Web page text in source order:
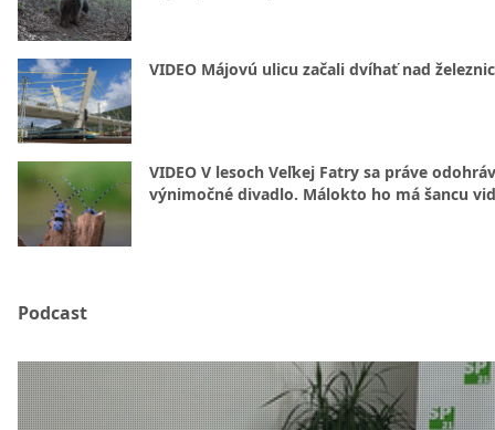
VIDEO Májovú ulicu začali dvíhať nad
VIDEO V lesoch Veľkej Fatry sa práve
výnimočné divadlo. Málokto ho má šancu
Podcast